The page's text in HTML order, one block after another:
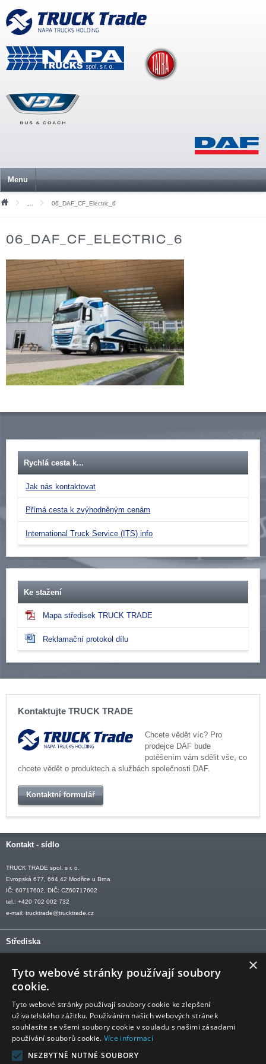
Menu
Mediální soubory
06_DAF_CF_Electric_6
06_DAF_CF_ELECTRIC_6
Rychlá cesta k...
Jak nás kontaktovat
Přímá cesta k zvýhodněným cenám
International Truck Service (ITS) info
Ke stažení
Mapa středisek TRUCK TRADE
Reklamační protokol dílu
Kontaktujte TRUCK TRADE
Chcete vědět víc? Pro
prodejce DAF bude
potěšením vám sdělit vše, co
chcete vědět o produktech a službách společnosti DAF.
Kontaktní formulář
Kontakt - sídlo
TRUCK TRADE spol. s r. o.
Evropská 677, 664 42 Modřice u Brna
IČ: 60717602, DIČ: CZ60717602
tel.: +420 702 002 732
e-mail: trucktrade@trucktrade.cz
Střediska
OSTRAVA tel: +420 602 547 882
OTROKOVICE tel: +420 577 110 921-2
Sledujte nás
×
Tyto webové stránky používají soubory
cookie.
Tyto webové stránky používají soubory cookie ke zlepšení
uživatelského zážitku. Používáním našich webových stránek
souhlasíte se všemi soubory cookie v souladu s našimi zásadami
používání souborů cookie. Více informací
NEZBYTNĚ NUTNÉ SOUBORY